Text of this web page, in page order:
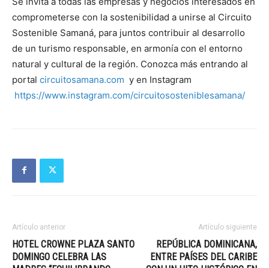
comprometerse con la sostenibilidad a unirse al Circuito
Sostenible Samaná, para juntos contribuir al desarrollo
de un turismo responsable, en armonía con el entorno
natural y cultural de la región. Conozca más entrando al
portal circuitosamana.com y en Instagram
https://www.instagram.com/circuitososteniblesamana/
Artículo anterior
HOTEL CROWNE PLAZA SANTO
DOMINGO CELEBRA LAS
Artículo siguiente
REPÚBLICA DOMINICANA,
ENTRE PAÍSES DEL CARIBE